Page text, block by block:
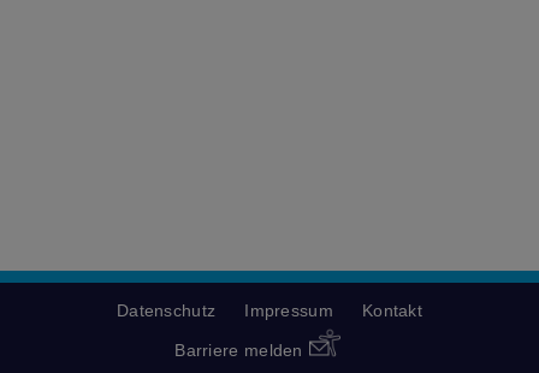
Datenschutz Impressum Kontakt
Barriere melden